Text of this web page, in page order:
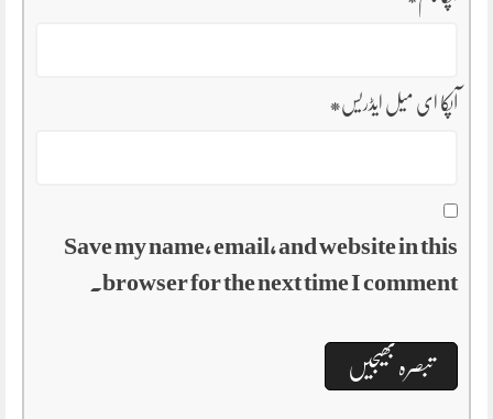
آپکا ای میل ایڈریس*
Save my name, email, and website in this
browser for the next time I comment.